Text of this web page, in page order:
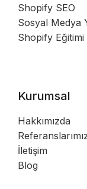
Shopify SEO
Sosyal Medya
Shopify Eğitimi
Kurumsal
Hakkımızda
İletişim
Blog